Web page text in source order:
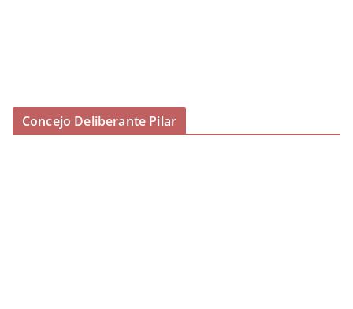
Concejo Deliberante Pilar